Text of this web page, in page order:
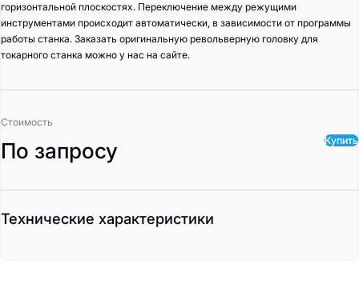
горизонтальной плоскостях. Переключение между режущими
инструментами происходит автоматически, в зависимости от программы
работы станка. Заказать оригинальную револьверную головку для
токарного станка можно у нас на сайте.
Стоимость
По запросу Купить
Технические характеристики